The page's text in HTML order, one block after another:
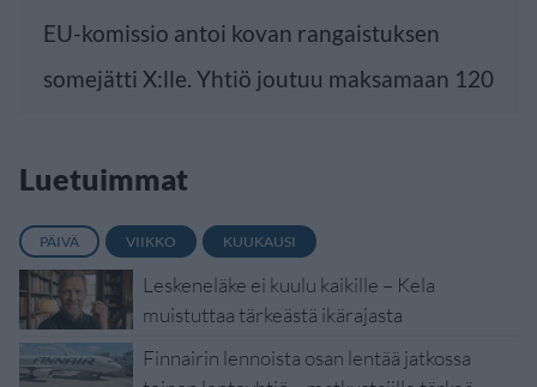
EU-komissio antoi kovan rangaistuksen
somejätti X:lle. Yhtiö joutuu maksamaan 120
Luetuimmat
PÄIVÄ VIIKKO KUUKAUSI
Leskeneläke ei kuulu kaikille – Kela
muistuttaa tärkeästä ikärajasta
Finnairin lennoista osan lentää jatkossa